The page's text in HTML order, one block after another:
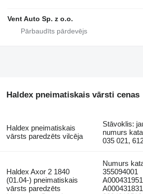
Vent Auto Sp. z o.o.
Haldex pneimatiskais vārsti cenas
Haldex pneimatiskais
vārsts paredzēts vilcēja
Stāvoklis:
numurs
035 021,
Haldex Axor 2 1840
(01.04-) pneimatiskais
vārsts paredzēts
Numurs
355094001